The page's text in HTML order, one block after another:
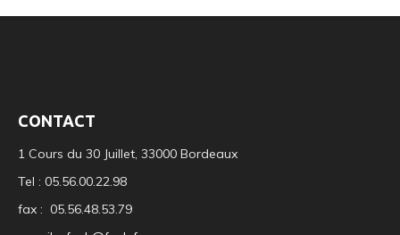
CONTACT
1 Cours du 30 Juillet, 33000 Bordeaux
Tel : 05.56.00.22.98
fax : 05.56.48.53.79